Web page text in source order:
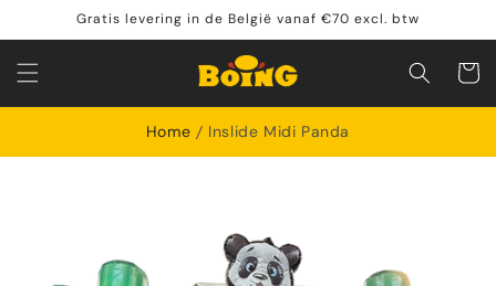
naar de
content
Gratis levering in de België vanaf €70 excl. btw
Home Inslide Midi Panda